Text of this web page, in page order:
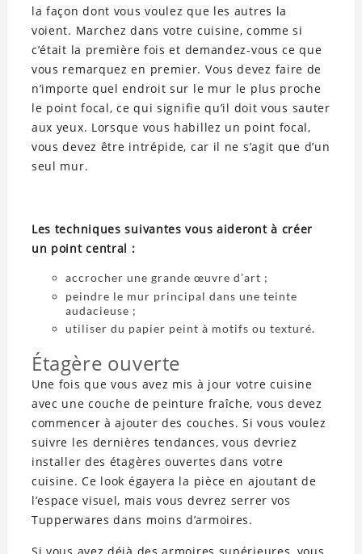
la façon dont vous voulez que les autres la
voient. Marchez dans votre cuisine, comme si
c’était la première fois et demandez-vous ce que
vous remarquez en premier. Vous devez faire de
n’importe quel endroit sur le mur le plus proche
le point focal, ce qui signifie qu’il doit vous sauter
aux yeux. Lorsque vous habillez un point focal,
vous devez être intrépide, car il ne s’agit que d’un
seul mur.
Les techniques suivantes vous aideront à créer
un point central :
accrocher une grande œuvre d’art ;
peindre le mur principal dans une teinte
audacieuse ;
utiliser du papier peint à motifs ou texturé.
Étagère ouverte
Une fois que vous avez mis à jour votre cuisine
avec une couche de peinture fraîche, vous devez
commencer à ajouter des couches. Si vous voulez
suivre les dernières tendances, vous devriez
installer des étagères ouvertes dans votre
cuisine. Ce look égayera la pièce en ajoutant de
l’espace visuel, mais vous devrez serrer vos
Tupperwares dans moins d’armoires.